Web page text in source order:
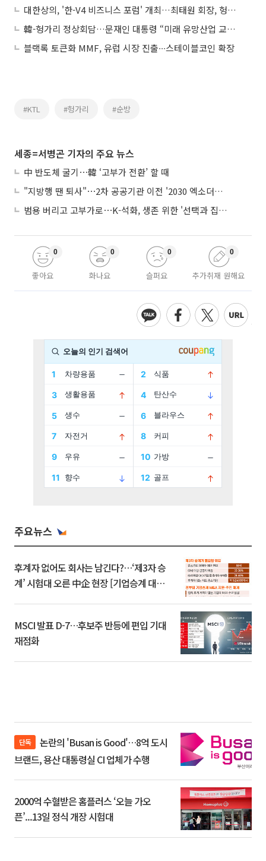
대한상의, '한-V4 비즈니스 포럼' 개최…최태원 회장, 헝가리 외교통상부 장관 면담
韓-헝가리 정상회담…문재인 대통령 “미래 유망산업 교역 확대”
블랙록 토큰화 MMF, 유럽 시장 진출∙∙∙스테이블코인 확장
#KTL #헝가리 #순방
세종=서병곤 기자의 주요 뉴스
中 반도체 굴기⋯韓 ‘고부가 전환’ 할 때
"지방행 땐 퇴사"⋯2차 공공기관 이전 '2030 엑소더스' 뇌관
범용 버리고 고부가로⋯K-석화, 생존 위한 '선택과 집중'
좋아요
0
화나요
0
슬퍼요
0
추가취재 원해요
0
주요뉴스
후계자 없어도 회사는 남긴다?…‘제3자 승
계’ 시험대 오른 中企 현장 [기업승계 대전
MSCI 발표 D-7…후보주 반등에 편입 기대
재점화
단독
브랜드, 용산 대통령실 CI 업체가 수행
2000억 수혈받은 홈플러스 ‘오늘 가오
픈’...13일 정식 개장 시험대